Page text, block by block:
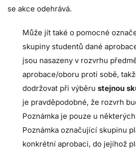
se akce odehrává.
Může jít také o pomocné
skupiny studentů dané
jsou nasazeny v rozvrhu
aprobace/oboru proti sobě,
dodržovat při výběru stejnou
je pravděpodobné, že rozvrh
Poznámka je pouze u
Poznámka označující skupinu
konkrétní aprobaci, do jejíhož